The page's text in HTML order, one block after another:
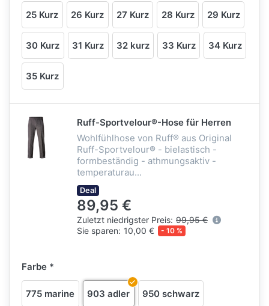
25 Kurz 26 Kurz 27 Kurz 28 Kurz 29 Kurz
30 Kurz 31 Kurz 32 kurz 33 Kurz 34 Kurz
35 Kurz
Ruff-Sportvelour®-Hose für Herren
Wohlfühlhose von Ruff® aus Original
Ruff-Sportvelour® - bielastisch -
formbeständig - athmungsaktiv -
temperaturau...
Deal
89,95 €
Zuletzt niedrigster Preis: 99,95 €
Sie sparen: 10,00 € - 10 %
Farbe
775 marine 903 adler 950 schwarz